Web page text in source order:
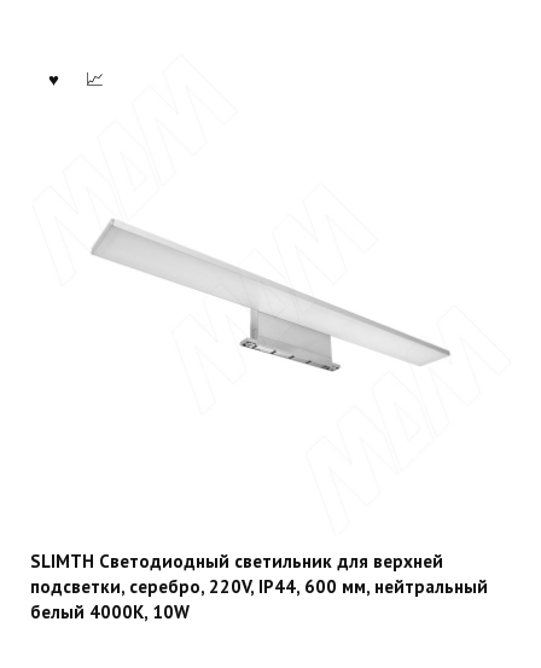
SLIMTH Светодиодный светильник для верхней
подсветки, серебро, 220V, IP44, 600 мм, нейтральный
белый 4000K, 10W